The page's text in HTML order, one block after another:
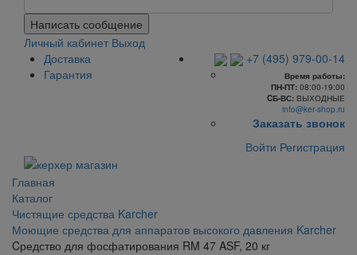
Написать сообщение
Личный кабинет Выход
Доставка
Гарантия
+7 (495) 979-00-14
Время работы:
ПН-ПТ:08:00-19:00
CБ-ВС:ВЫХОДНЫЕ
info@ker-shop.ru
Заказать звонок
Войти Регистрация
Главная
Каталог
Чистящие средства Karcher
Моющие средства для аппаратов высокого давления Karcher
Cредство для фосфатирования RM 47 ASF, 20 кг